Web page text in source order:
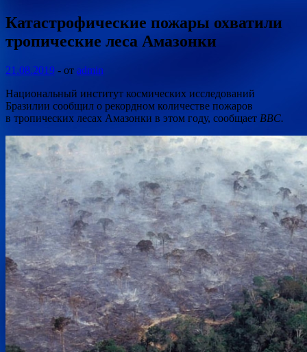
Катастрофические пожары охватили
тропические леса Амазонки
21.08.2019 - от admin
Национальный институт космических исследований
Бразилии сообщил о рекордном количестве пожаров
в тропических лесах Амазонки в этом году, сообщает BBC.